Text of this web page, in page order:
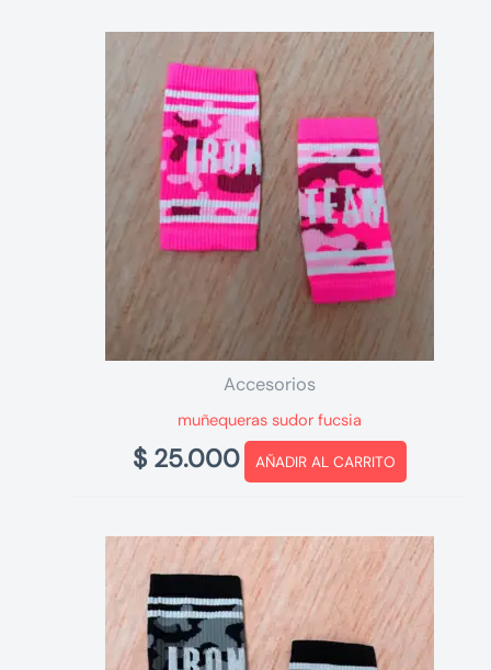
Accesorios
muñequeras sudor fucsia
$25.000 AÑADIR AL CARRITO